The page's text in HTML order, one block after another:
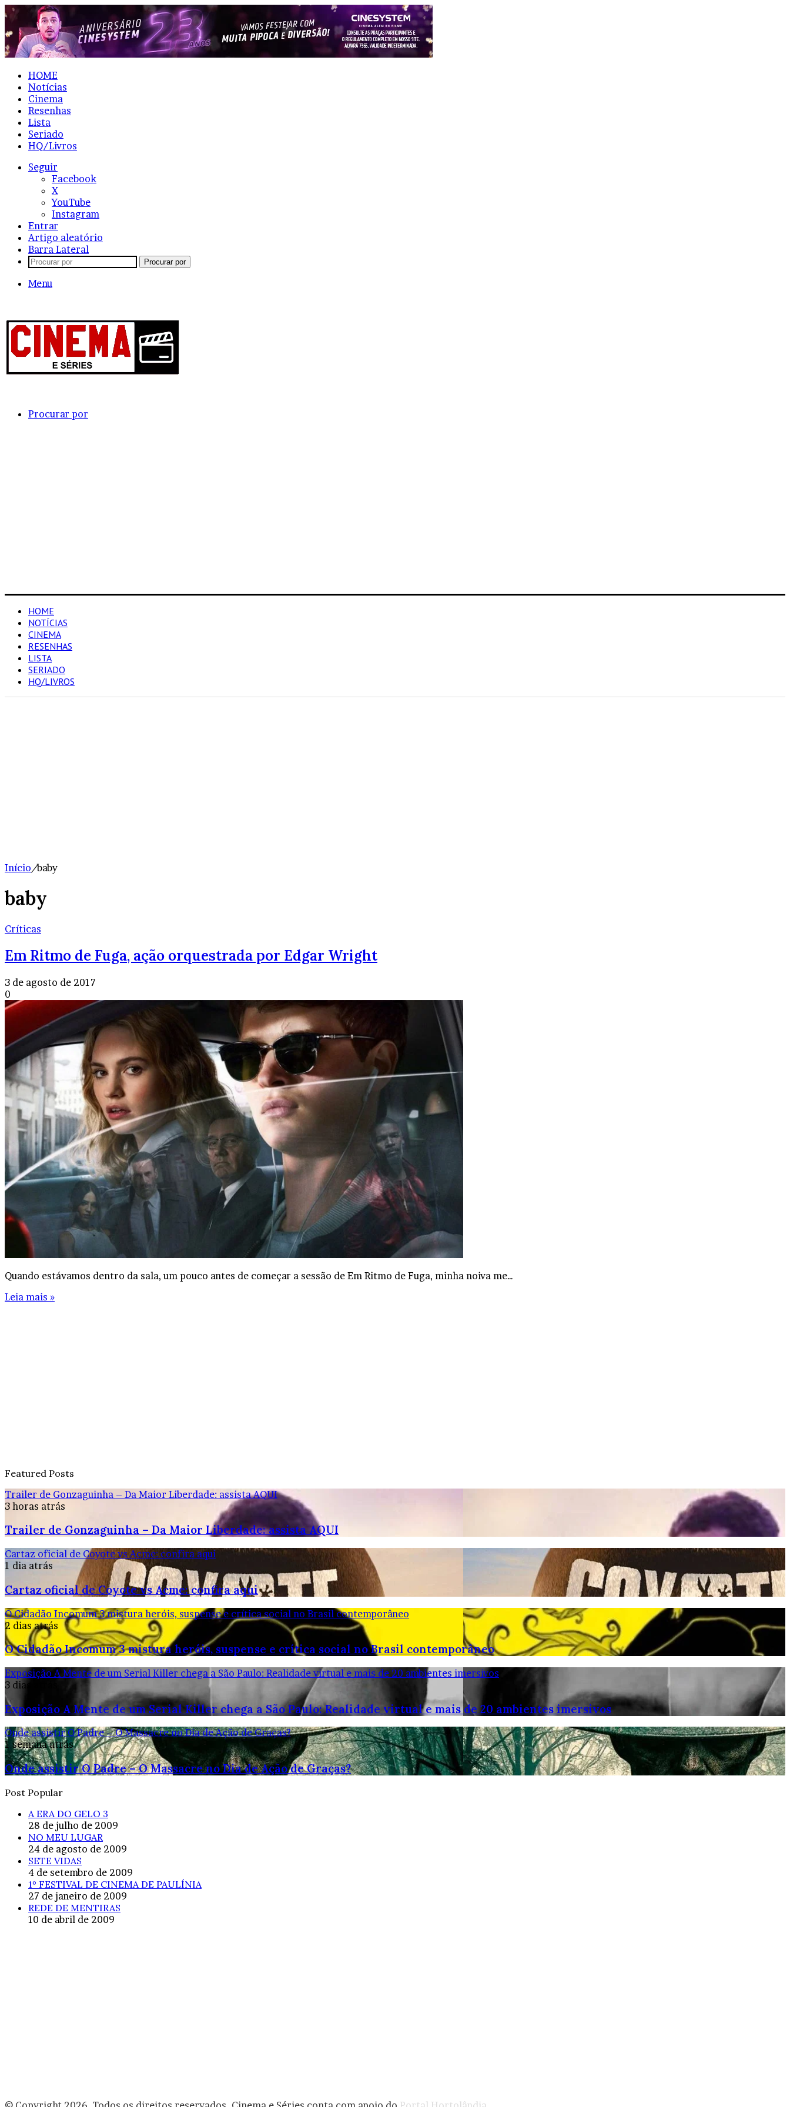
HOME
Notícias
Cinema
Resenhas
Lista
Seriado
HQ/Livros
Seguir
Facebook
X
YouTube
Instagram
Entrar
Artigo aleatório
Barra Lateral
Procurar por
Menu
Procurar por
HOME
NOTÍCIAS
CINEMA
RESENHAS
LISTA
SERIADO
HQ/LIVROS
Início/baby
baby
Críticas
Em Ritmo de Fuga, ação orquestrada por Edgar Wright
3 de agosto de 2017
0
Quando estávamos dentro da sala, um pouco antes de começar a sessão de Em Ritmo de Fuga, minha noiva me…
Leia mais »
Featured Posts
Trailer de Gonzaguinha – Da Maior Liberdade: assista AQUI
3 horas atrás
Trailer de Gonzaguinha – Da Maior Liberdade: assista AQUI
Cartaz oficial de Coyote vs Acme: confira aqui
1 dia atrás
Cartaz oficial de Coyote vs Acme: confira aqui
O Cidadão Incomum 3 mistura heróis, suspense e crítica social no Brasil contemporâneo
2 dias atrás
O Cidadão Incomum 3 mistura heróis, suspense e crítica social no Brasil contemporâneo
Exposição A Mente de um Serial Killer chega a São Paulo: Realidade virtual e mais de 20 ambientes imersivos
3 dias atrás
Exposição A Mente de um Serial Killer chega a São Paulo: Realidade virtual e mais de 20 ambientes imersivos
Onde assistir O Padre – O Massacre no Dia de Ação de Graças?
1 semana atrás
Onde assistir O Padre – O Massacre no Dia de Ação de Graças?
Post Popular
A ERA DO GELO 3
28 de julho de 2009
NO MEU LUGAR
24 de agosto de 2009
SETE VIDAS
4 de setembro de 2009
1º FESTIVAL DE CINEMA DE PAULÍNIA
27 de janeiro de 2009
REDE DE MENTIRAS
10 de abril de 2009